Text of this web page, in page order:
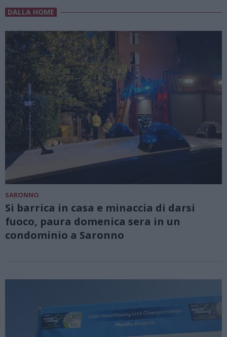
DALLA HOME
SARONNO
Si barrica in casa e minaccia di darsi
fuoco, paura domenica sera in un
condominio a Saronno